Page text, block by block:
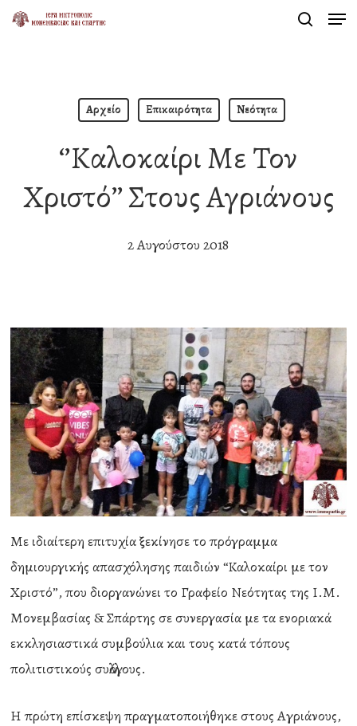
Skip
Αρχείο Επικαιρότητα Νεότητα
‘’Καλοκαίρι Με Τον
Χριστό’’ Στους Αγριάνους
2 Αυγούστου 2018
Με ιδιαίτερη επιτυχία ξεκίνησε το πρόγραμμα
δημιουργικής απασχόλησης παιδιών “Καλοκαίρι με τον
Χριστό”, που διοργανώνει το Γραφείο Νεότητας της Ι.Μ.
Μονεμβασίας & Σπάρτης σε συνεργασία με τα ενοριακά
εκκλησιαστικά συμβούλια και τους κατά τόπους
πολιτιστικούς συλλόγους.
Η πρώτη επίσκεψη πραγματοποιήθηκε στους Αγριάνους,